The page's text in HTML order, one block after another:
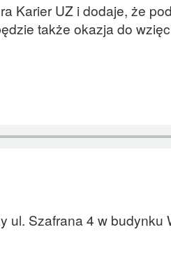
Karier UZ i dodaje, że
także okazja do
ul. Szafrana 4 w budynku